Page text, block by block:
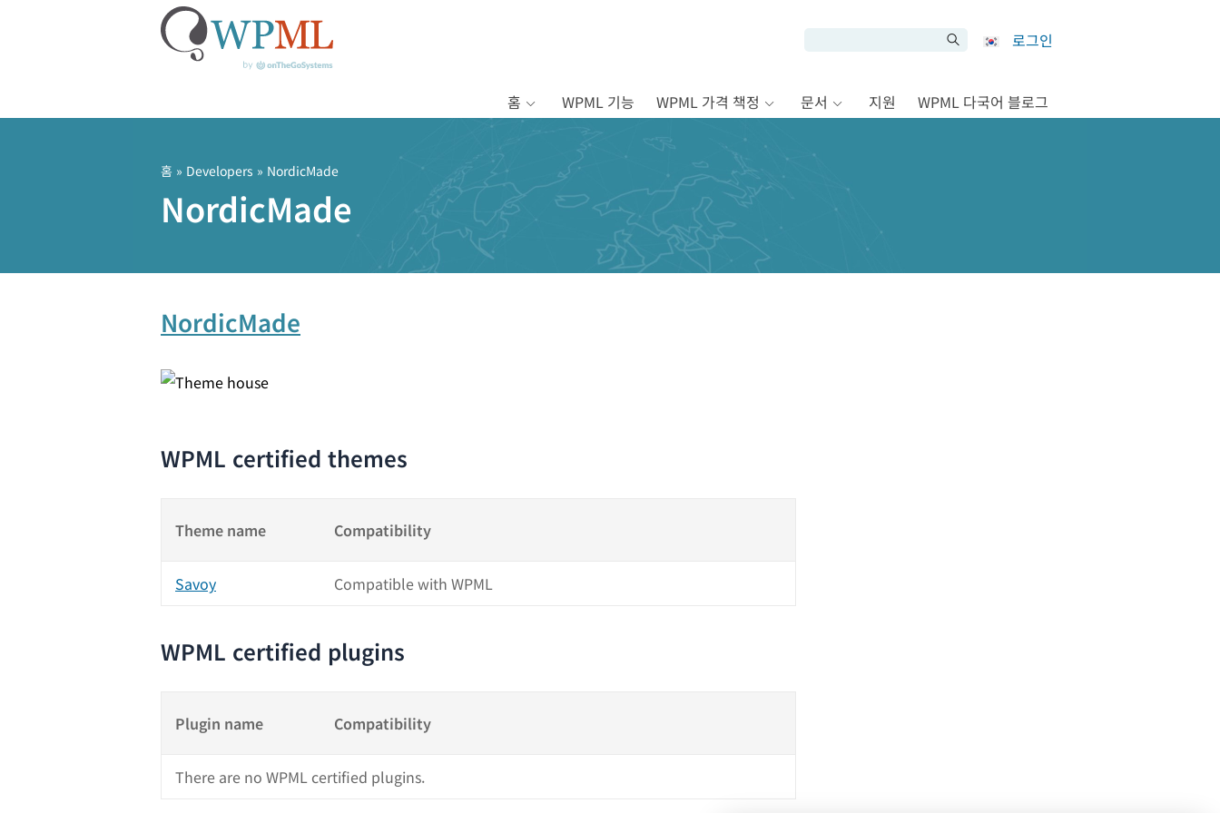
기
로그인
홈 WPML 기능 WPML 가격 책정 문서 지원 WPML 다국어 블로그
홈 » Developers » NordicMade
NordicMade
NordicMade
WPML certified themes
Theme name Compatibility
Savoy Compatible with WPML
WPML certified plugins
Plugin name Compatibility
There are no WPML certified plugins.